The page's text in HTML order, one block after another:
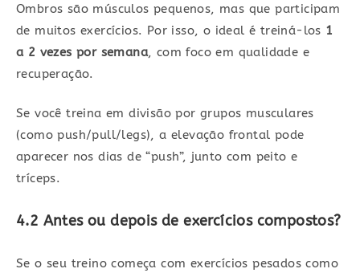
Ombros são músculos pequenos, mas que participam
de muitos exercícios. Por isso, o ideal é treiná-los 1
a 2 vezes por semana, com foco em qualidade e
recuperação.
Se você treina em divisão por grupos musculares
(como push/pull/legs), a elevação frontal pode
aparecer nos dias de “push”, junto com peito e
tríceps.
4.2 Antes ou depois de exercícios compostos?
Se o seu treino começa com exercícios pesados como